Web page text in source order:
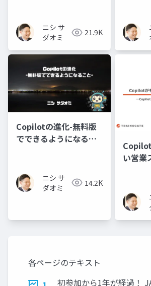
ニシ サ
ダオミ
21.9K
Copilotの進化-無料版
でできるようになるこ
ニシ サ
ダオミ
14.2K
い営業
各ページのテキスト
初参加から1年が経過！